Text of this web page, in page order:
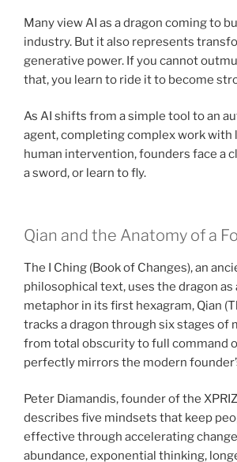
Many view AI as a dragon coming to
industry. But it also represents
generative power. If you cannot
that, you learn to ride it to become
As AI shifts from a simple tool to an
agent, completing complex work with
human intervention, founders face a
a sword, or learn to fly.
Qian and the Anatomy of a
The I Ching (Book of Changes), an
philosophical text, uses the dragon as
metaphor in its first hexagram, Qian
tracks a dragon through six stages of
from total obscurity to full command
perfectly mirrors the modern
Peter Diamandis, founder of the
describes five mindsets that keep
effective through accelerating
abundance, exponential thinking,